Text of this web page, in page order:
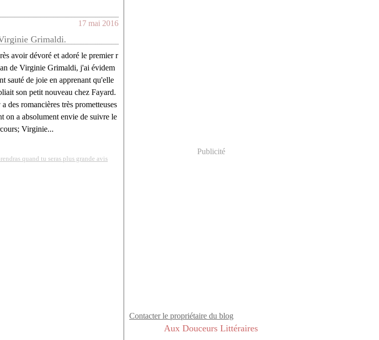
17 mai 2016
Grimaldi.
avoir dévoré et adoré le premier r
de Virginie Grimaldi, j'ai évidem
sauté de joie en apprenant qu'elle
son petit nouveau chez Fayard.
des romancières très prometteuses
on a absolument envie de suivre le
Virginie...
quand tu seras plus grande avis
Publicité
Contacter le propriétaire du blog
Aux Douceurs Littéraires